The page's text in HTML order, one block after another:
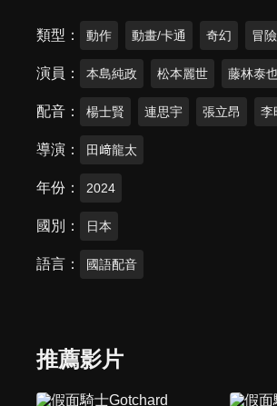
類型 動作 動畫/卡通 奇幻 冒險
演員 本島純政 松本麗世 藤林泰
配音 楊士賢 連思宇 張立昂 李
導演 田﨑龍太
年份 2024
國別 日本
語言 國語配音
推薦影片